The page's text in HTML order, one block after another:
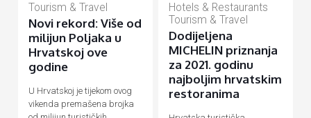
Tourism & Travel
Novi rekord: Više od
milijun Poljaka u
Hrvatskoj ove
godine
U Hrvatskoj je tijekom ovog
vikenda premašena brojka
Hotels & Restaurants
Tourism & Travel
Dodijeljena
MICHELIN priznanja
za 2021. godinu
najboljim hrvatskim
restoranima